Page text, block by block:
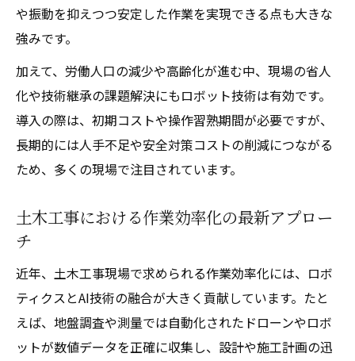
や振動を抑えつつ安定した作業を実現できる点も大きな
強みです。
加えて、労働人口の減少や高齢化が進む中、現場の省人
化や技術継承の課題解決にもロボット技術は有効です。
導入の際は、初期コストや操作習熟期間が必要ですが、
長期的には人手不足や安全対策コストの削減につながる
ため、多くの現場で注目されています。
土木工事における作業効率化の最新アプロー
チ
近年、土木工事現場で求められる作業効率化には、ロボ
ティクスとAI技術の融合が大きく貢献しています。たと
えば、地盤調査や測量では自動化されたドローンやロボ
ットが数値データを正確に収集し、設計や施工計画の迅